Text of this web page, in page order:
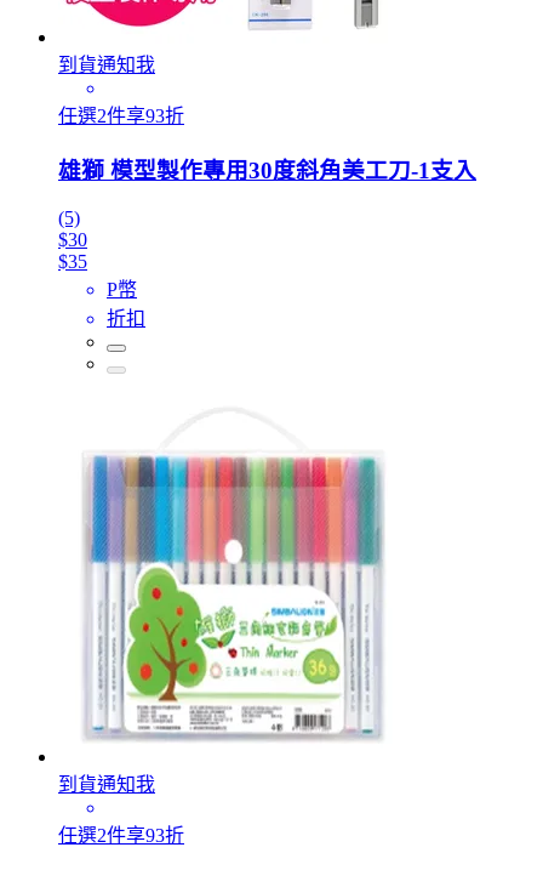
到貨通知我
任選2件享93折
雄獅 模型製作專用30度斜角美工刀-1支入
(5)
$30
$35
P幣
折扣
到貨通知我
任選2件享93折